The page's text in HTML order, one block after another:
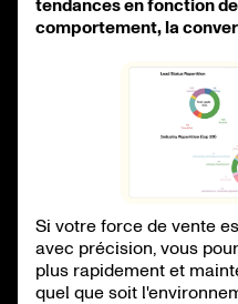
tendances en fonction
comportement, la
Si votre force de vente
avec précision, vous
plus rapidement et
quel que soit